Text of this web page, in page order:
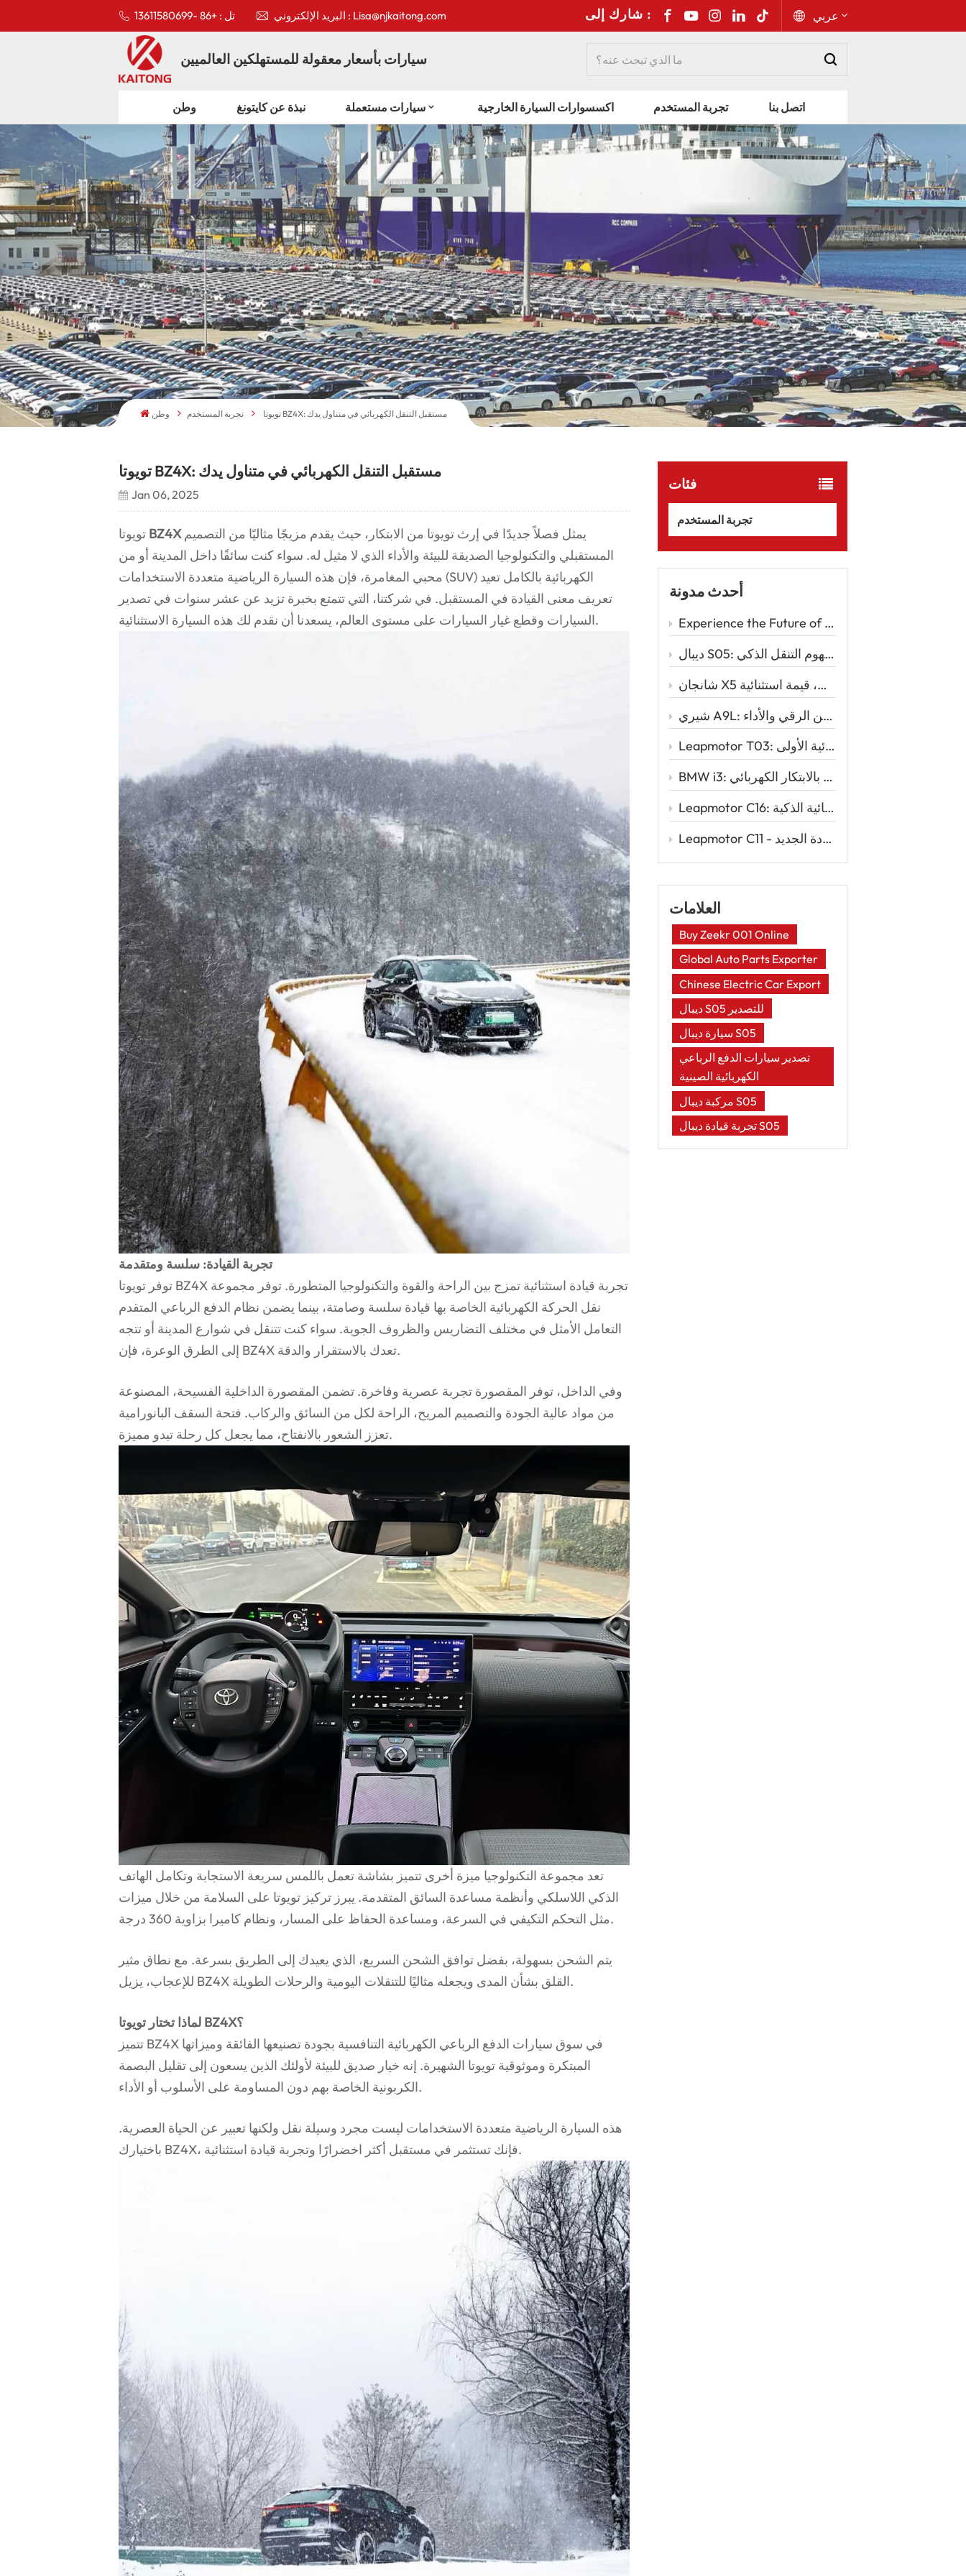
تل : +86 -13611580699 البريد الإلكتروني : Lisa@njkaitong.com شارك إلى : عربي
Русский
Español
Português
عربي
kiswahili
سيارات بأسعار معقولة للمستهلكين العالميين
وطن نبذة عن كايتونغ سيارات مستعملة اكسسوارات السيارة الخارجية تجربة المستخدم اتصل بنا
وطن تجربة المستخدم تويوتا BZ4X: مستقبل التنقل الكهربائي في متناول يدك
فئات
تجربة المستخدم
أحدث مدونة
Experience the Future of Driving with the Zeekr 001 – A Luxury EV Redefining Performance and Comfort Car
ديبال S05: سيارة الدفع الرباعي الكهربائية الأنيقة التي تُعيد تعريف مفهوم التنقل الذكي
شانجان X5 بلس: تصميم رياضي، أداء قوي، قيمة استثنائية
شيري A9L: المزيج المثالي بين الرقي والأداء
Leapmotor T03: السيارة الكهربائية الذكية للقيادة الكهربائية الأولى
BMW i3: الأناقة الحضرية تلتقي بالابتكار الكهربائي
Leapmotor C16: إعادة تعريف السفر العائلي مع قوة السيارات الكهربائية الذكية
Leapmotor C11 - سيارة رياضية متعددة الاستخدامات كهربائية ذكية لعصر القيادة الجديد
العلامات
Buy Zeekr 001 Online
Global Auto Parts Exporter
Chinese Electric Car Export
ديبال S05 للتصدير
سيارة ديبال S05
تصدير سيارات الدفع الرباعي
الكهربائية الصينية
مركبة ديبال S05
تجربة قيادة ديبال S05
تويوتا BZ4X: مستقبل التنقل الكهربائي في متناول يدك
Jan 06, 2025
تويوتا BZ4Xيمثل فصلاً جديدًا في إرث تويوتا من الابتكار، حيث يقدم مزيجًا مثاليًا من التصميم
المستقبلي والتكنولوجيا الصديقة للبيئة والأداء الذي لا مثيل له. سواء كنت سائقًا داخل المدينة أو من
محبي المغامرة، فإن هذه السيارة الرياضية متعددة الاستخدامات (SUV) الكهربائية بالكامل تعيد
تعريف معنى القيادة في المستقبل. في شركتنا، التي تتمتع بخبرة تزيد عن عشر سنوات في تصدير
السيارات وقطع غيار السيارات على مستوى العالم، يسعدنا أن نقدم لك هذه السيارة الاستثنائية.
تجربة القيادة: سلسة ومتقدمة
توفر تويوتا BZ4X تجربة قيادة استثنائية تمزج بين الراحة والقوة والتكنولوجيا المتطورة. توفر مجموعة
نقل الحركة الكهربائية الخاصة بها قيادة سلسة وصامتة، بينما يضمن نظام الدفع الرباعي المتقدم
التعامل الأمثل في مختلف التضاريس والظروف الجوية. سواء كنت تتنقل في شوارع المدينة أو تتجه
إلى الطرق الوعرة، فإن BZ4X تعدك بالاستقرار والدقة.
وفي الداخل، توفر المقصورة تجربة عصرية وفاخرة. تضمن المقصورة الداخلية الفسيحة، المصنوعة
من مواد عالية الجودة والتصميم المريح، الراحة لكل من السائق والركاب. فتحة السقف البانورامية
تعزز الشعور بالانفتاح، مما يجعل كل رحلة تبدو مميزة.
تعد مجموعة التكنولوجيا ميزة أخرى تتميز بشاشة تعمل باللمس سريعة الاستجابة وتكامل الهاتف
الذكي اللاسلكي وأنظمة مساعدة السائق المتقدمة. يبرز تركيز تويوتا على السلامة من خلال ميزات
مثل التحكم التكيفي في السرعة، ومساعدة الحفاظ على المسار، ونظام كاميرا بزاوية 360 درجة.
يتم الشحن بسهولة، بفضل توافق الشحن السريع، الذي يعيدك إلى الطريق بسرعة. مع نطاق مثير
للإعجاب، يزيل BZ4X القلق بشأن المدى ويجعله مثاليًا للتنقلات اليومية والرحلات الطويلة.
لماذا تختار تويوتا BZ4X؟
تتميز BZ4X في سوق سيارات الدفع الرباعي الكهربائية التنافسية بجودة تصنيعها الفائقة وميزاتها
المبتكرة وموثوقية تويوتا الشهيرة. إنه خيار صديق للبيئة لأولئك الذين يسعون إلى تقليل البصمة
الكربونية الخاصة بهم دون المساومة على الأسلوب أو الأداء.
هذه السيارة الرياضية متعددة الاستخدامات ليست مجرد وسيلة نقل ولكنها تعبير عن الحياة العصرية.
باختيارك BZ4X، فإنك تستثمر في مستقبل أكثر اخضرارًا وتجربة قيادة استثنائية.